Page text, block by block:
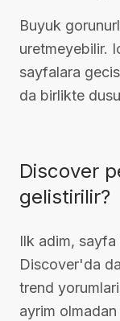
Buyuk
uretmeyebilir.
sayfalara
da birlikte
Discover
gelistirilir?
Ilk adim,
Discover'da
trend
ayrim